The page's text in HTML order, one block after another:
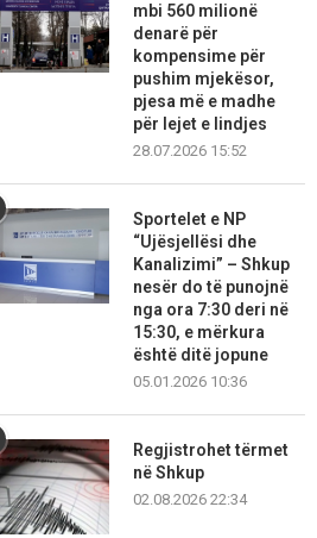
mbi 560 milionë
denarë për
kompensime për
pushim mjekësor,
pjesa më e madhe
për lejet e lindjes
28.07.2026 15:52
Sportelet e NP
“Ujësjellësi dhe
Kanalizimi” – Shkup
nesër do të punojnë
nga ora 7:30 deri në
15:30, e mërkura
është ditë jopune
05.01.2026 10:36
Regjistrohet tërmet
në Shkup
02.08.2026 22:34